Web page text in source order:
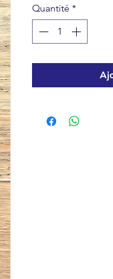
Quantité *